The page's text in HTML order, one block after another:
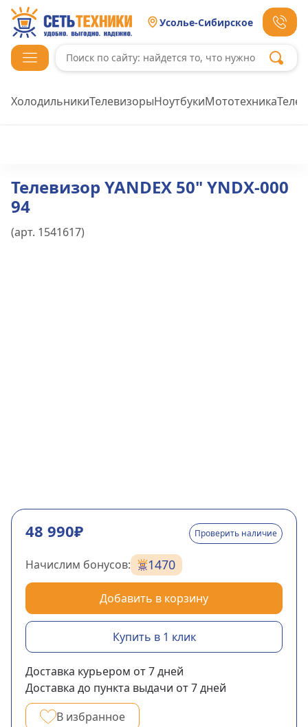
Усолье-Сибирское
ХолодильникиТелевизорыНоутбукиМототехника
Телевизор YANDEX 50" YNDX-000
94
(арт. 1541617)
48 990₽ Проверить наличие
Начислим бонусов: 1470
Добавить в корзину
Купить в 1 клик
Доставка курьером от 7дней
Доставка до пункта выдачи от 7дней
В избранное